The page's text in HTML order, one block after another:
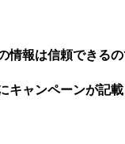
情報は信頼できるの
キャンペーンが記